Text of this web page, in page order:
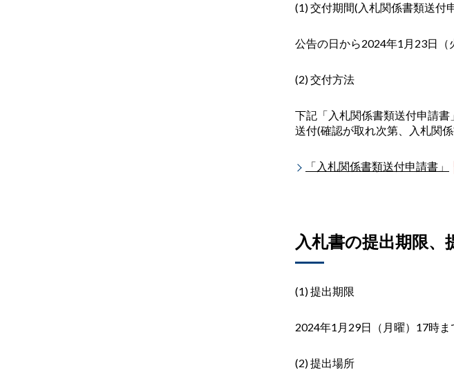
(1)交付期間( 入札関係書類送付
公告の日から2024年1 月 23日（
(2)交付方法
下記「入札関係書類送付申請
送付(確認が取れ次第、入札関
「入札関係書類送付申請書」
入札書の提出期限、
(1)提出期限
2024年1 月 29日（月曜） 17時ま
(2) 提出場所